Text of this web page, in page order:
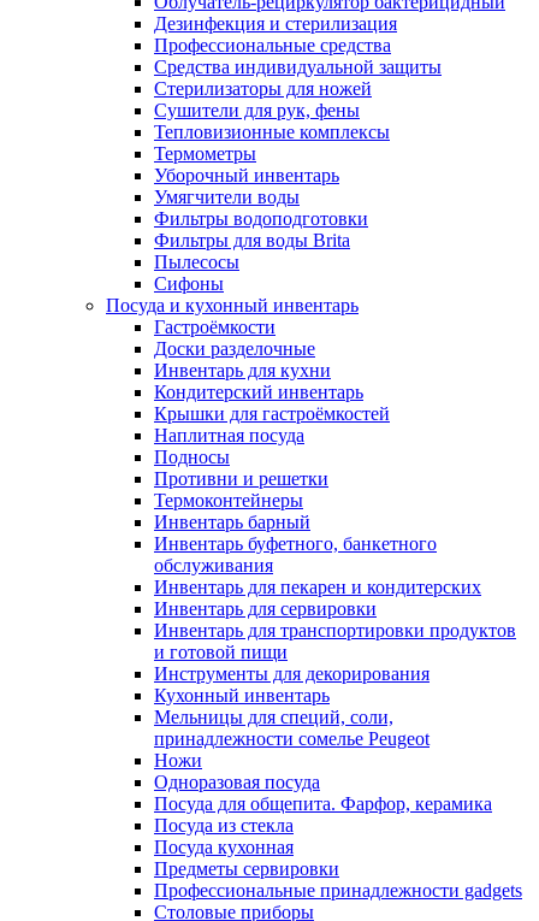
Дезинфекция и стерилизация
Профессиональные средства
Средства индивидуальной защиты
Стерилизаторы для ножей
Сушители для рук, фены
Тепловизионные комплексы
Термометры
Уборочный инвентарь
Умягчители воды
Фильтры водоподготовки
Фильтры для воды Brita
Пылесосы
Сифоны
Посуда и кухонный инвентарь
Гастроёмкости
Доски разделочные
Инвентарь для кухни
Кондитерский инвентарь
Крышки для гастроёмкостей
Наплитная посуда
Подносы
Противни и решетки
Термоконтейнеры
Инвентарь барный
Инвентарь буфетного, банкетного
обслуживания
Инвентарь для пекарен и кондитерских
Инвентарь для сервировки
Инвентарь для транспортировки продуктов
и готовой пищи
Инструменты для декорирования
Кухонный инвентарь
Мельницы для специй, соли,
принадлежности сомелье Peugeot
Ножи
Одноразовая посуда
Посуда для общепита. Фарфор, керамика
Посуда из стекла
Посуда кухонная
Предметы сервировки
Профессиональные принадлежности gadgets
Столовые приборы